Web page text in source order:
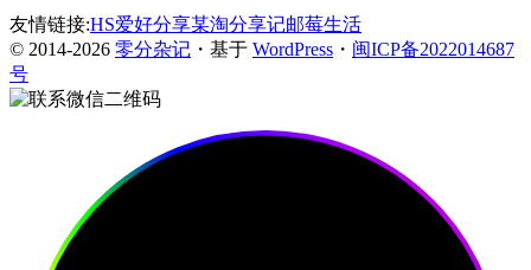
友情链接:HS爱好分享某淘分享记邮莓生活
© 2014-2026 零分杂记 ・基于 WordPress ・ 闽ICP备2022014687
号